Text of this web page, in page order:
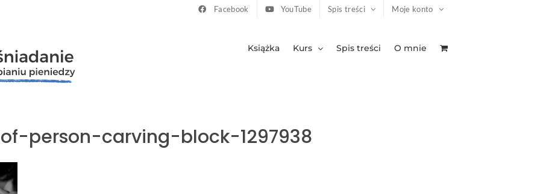
Facebook YouTube Spis treści Moje konto
Książka Kurs Spis treści O mnie
person-carving-block-1297938